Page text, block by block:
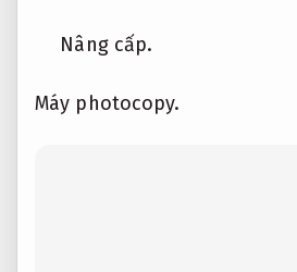
Nâng cấp.
Máy photocopy.